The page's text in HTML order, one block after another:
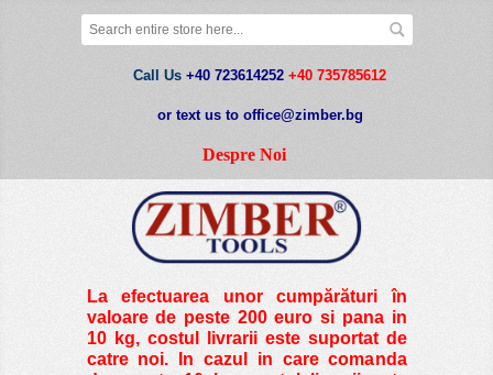
Call Us +40 723614252 +40 735785612
or text us to office@zimber.bg
Despre Noi
La efectuarea unor cumpărături în
valoare de peste200 euro si pana in
10 kg, costul livrarii este suportat de
catre noi. In cazul in care comanda